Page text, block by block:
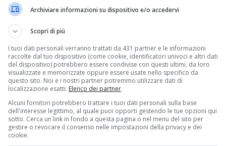
nel parchetto
a Novara. L’altra notte ignoti hanno forzato e
di questi sono anche stati sfregiati e danneggiati
Via Crucis rubati nel 2017
Volpati – irrispettoso nei confronti sia di coloro
e al quartiere, oltre che essere un atto sacrilego. Sono
di riparazione nella chiesetta stessa.
di una legione dell’Impero romano. Interceda lui per
Archiviare informazioni su dispositivo e/o accedervi
Scopri di più
I tuoi dati personali verranno trattati da 431 partner e le informazioni
raccolte dal tuo dispositivo (come cookie, identificatori univoci e altri dati
del dispositivo) potrebbero essere condivise con questi ultimi, da loro
visualizzate e memorizzate oppure essere usate nello specifico da
questo sito. Noi e i nostri partner potremmo utilizzare dati di
localizzazione esatti. Elenco dei partner.
Alcuni fornitori potrebbero trattare i tuoi dati personali sulla base
dell'interesse legittimo, al quale puoi opporti gestendo le tue opzioni qui
sotto. Cerca un link in fondo a questa pagina o nel menu del sito per
gestire o revocare il consenso nelle impostazioni della privacy e dei
cookie.